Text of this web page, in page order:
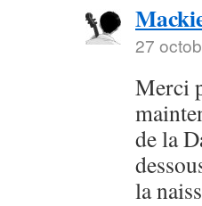
27
Merci
de la
la